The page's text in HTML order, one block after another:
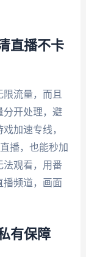
直播不卡
流量，而且
分开处理，避
加速专线，
播，也能秒加
法观看，用番
播频道，画面
有保障